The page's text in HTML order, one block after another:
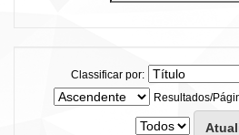
Classificar por:
Resultados/